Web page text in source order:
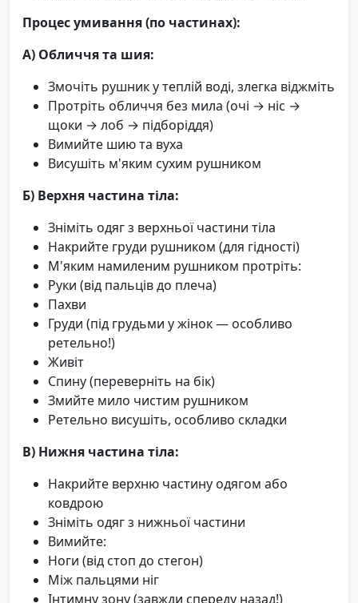
Процес умивання (по частинах):
А) Обличчя та шия:
Змочіть рушник у теплій воді, злегка віджміть
Протріть обличчя без мила (очі → ніс →
щоки → лоб → підборіддя)
Вимийте шию та вуха
Висушіть м'яким сухим рушником
Б) Верхня частина тіла:
Зніміть одяг з верхньої частини тіла
Накрийте груди рушником (для гідності)
М'яким намиленим рушником протріть:
Руки (від пальців до плеча)
Пахви
Груди (під грудьми у жінок — особливо
ретельно!)
Живіт
Спину (переверніть на бік)
Змийте мило чистим рушником
Ретельно висушіть, особливо складки
В) Нижня частина тіла:
Накрийте верхню частину одягом або
ковдрою
Зніміть одяг з нижньої частини
Вимийте:
Ноги (від стоп до стегон)
Між пальцями ніг
Інтимну зону (завжди спереду назад!)